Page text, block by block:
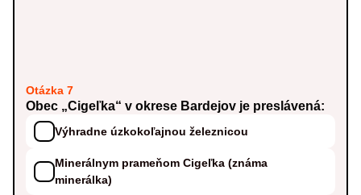
Otázka 7
Obec „Cigeľka“ v okrese Bardejov je preslávená:
Výhradne úzkokoľajnou železnicou
Minerálnym prameňom Cigeľka (známa
minerálka)